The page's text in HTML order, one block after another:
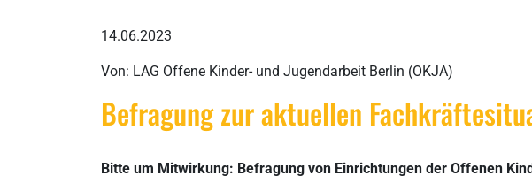
14.06.2023
Von: LAG Offene Kinder- und Jugendarbeit Berlin (OKJA)
Befragung zur aktuellen
Bitte um Mitwirkung: Befragung von Einrichtungen der Offenen